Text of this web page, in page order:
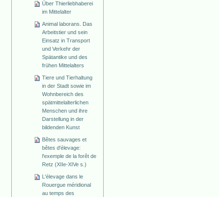
Über Thierliebhaberei
im Mittelalter
Animal laborans. Das
Arbeitstier und sein
Einsatz in Transport
und Verkehr der
Spätantike und des
frühen Mittelalters
Tiere und Tierhaltung
in der Stadt sowie im
Wohnbereich des
spätmittelalterlichen
Menschen und ihre
Darstellung in der
bildenden Kunst
Bêtes sauvages et
bêtes d'élevage:
l'exemple de la forêt de
Retz (XIIe-XIVe s.)
L'élevage dans le
Rouergue méridional
au temps des